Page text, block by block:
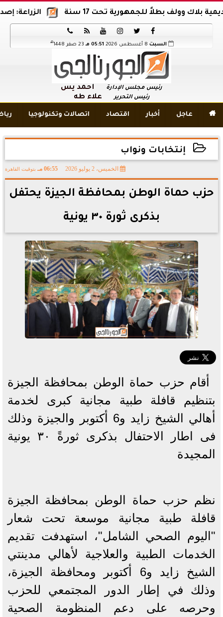
الزراعة: إصدار 12 ألف موافقة وتصريح بالمبيدات خلال 6 شهور للجمهورية تحت 17 سنة






السبت 05:51 مـ 23 صفر 1448 هـ
رئيس مجلس الإدارة أحمد يس
رئيس التحرير علاء طه
 عاجل أخبار اقتصاد اتصالات وتكنولوجيا
إنتخابات ونواب
الخميس، 2 يوليو 2026 06:55 مـ بتوقيت القاهرة
حزب حماة الوطن بمحافظة الجيزة يحتفل
بذكرى ثورة ٣٠ يونية
أقام حزب حماة الوطن بمحافظة الجيزة
بتنظيم قافلة طبية مجانية كبرى لخدمة
أهالي الشيخ زايد و6 أكتوبر والجيزة وذلك
فى اطار الاحتفال بذكرى ثورةً ٣٠ يونية
المجيدة
نظم حزب حماة الوطن بمحافظة الجيزة
قافلة طبية مجانية موسعة تحت شعار
"اليوم الصحي الشامل"، استهدفت تقديم
الخدمات الطبية والعلاجية لأهالي مدينتي
الشيخ زايد و6 أكتوبر ومحافظة الجيزة،
وذلك في إطار الدور المجتمعي للحزب
وحرصه على دعم المنظومة الصحية